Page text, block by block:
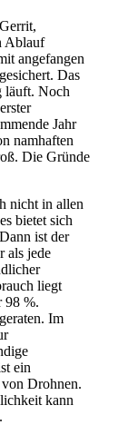
Ablauf
angefangen
Das
läuft. Noch
Jahr
namhaften
Die Gründe
nicht in allen
bietet sich
ist der
als jede
liegt
98 %.
Im
ein
Drohnen.
kann